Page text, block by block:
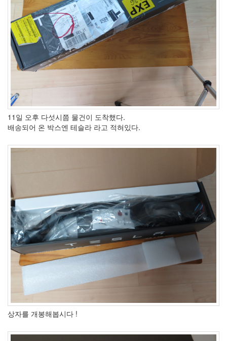
11일 오후 다섯시쯤 물건이 도착했다.
배송되어 온 박스엔 테슬라 라고 적혀있다.
상자를 개봉해봅시다 !